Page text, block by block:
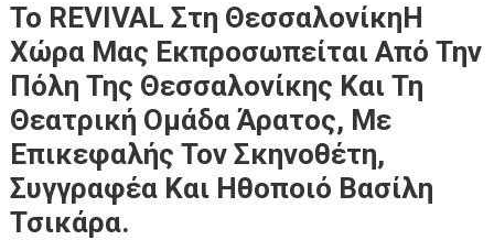
Το REVIVAL Στη ΘεσσαλονίκηΗ
Χώρα Μας Εκπροσωπείται Από Την
Πόλη Της Θεσσαλονίκης Και Τη
Θεατρική Ομάδα Άρατος, Με
Επικεφαλής Τον Σκηνοθέτη,
Συγγραφέα Και Ηθοποιό Βασίλη
Τσικάρα.